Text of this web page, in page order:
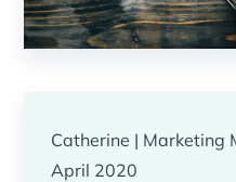
Catherine | Marketing
April 2020